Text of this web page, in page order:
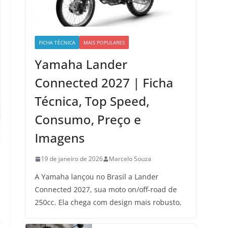
FICHA TÉCNICA MAIS POPULARES
Yamaha Lander
Connected 2027 | Ficha
Técnica, Top Speed,
Consumo, Preço e
Imagens
19 de janeiro de 2026 Marcelo Souza
A Yamaha lançou no Brasil a Lander
Connected 2027, sua moto on/off-road de
250cc. Ela chega com design mais robusto,